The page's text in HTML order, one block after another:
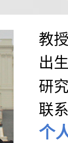
教
出
研
联
个